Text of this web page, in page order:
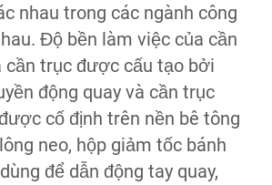
nhau trong các ngành công
Độ bền làm việc của cần
cần trục được cấu tạo bởi
động quay và cần trục
cố định trên nền bê tông
neo, hộp giảm tốc bánh
để dẫn động tay quay,